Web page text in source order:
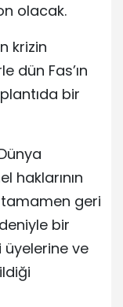
olacak.
krizin
dün Fas’ın
bir
haklarının
tamamen geri
bir
üyelerine ve